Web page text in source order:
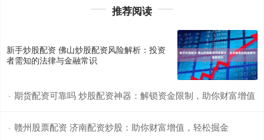
推荐阅读
新手炒股配资 佛山炒股配资风险解析：投资
者需知的法律与金融常识
· 期货配资可靠吗 炒股配资神器：解锁资金限制，助你财富增值
· 赣州股票配资 济南配资炒股：助你财富增值，轻松掘金